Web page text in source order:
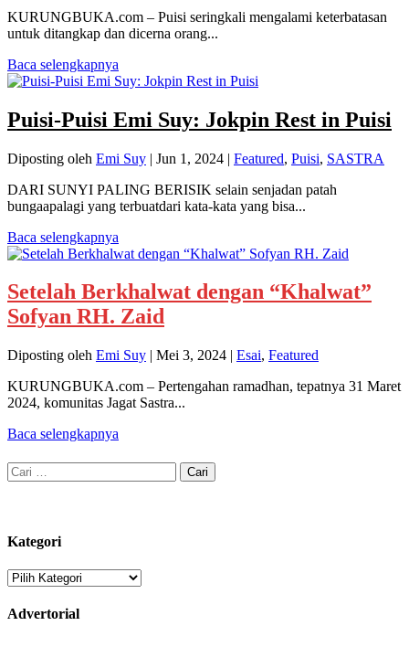
KURUNGBUKA.com – Puisi seringkali mengalami keterbatasan
untuk ditangkap dan dicerna orang...
Baca selengkapnya
Puisi-Puisi Emi Suy: Jokpin Rest in Puisi
Diposting oleh Emi Suy | Jun 1, 2024 | Featured, Puisi, SASTRA
DARI SUNYI PALING BERISIK selain senjadan patah
bungaapalagi yang terbuatdari kata-kata yang bisa...
Baca selengkapnya
Setelah Berkhalwat dengan “Khalwat”
Sofyan RH. Zaid
Diposting oleh Emi Suy | Mei 3, 2024 | Esai, Featured
KURUNGBUKA.com – Pertengahan ramadhan, tepatnya 31 Maret
2024, komunitas Jagat Sastra...
Baca selengkapnya
Cari
untuk:
Kategori
Kategori
Advertorial